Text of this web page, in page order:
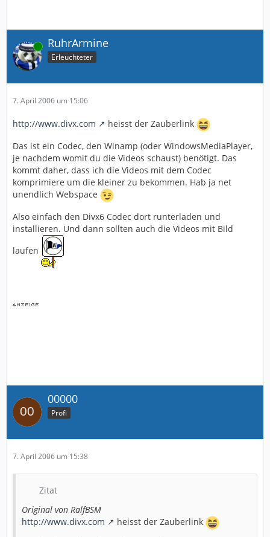
Online RuhrArmine
Erleuchteter
7. April 2006 um 15:06
http://www.divx.com
heisst der Zauberlink
Das ist ein Codec, den Winamp (oder WindowsMediaPlayer,
je nachdem womit du die Videos schaust) benötigt. Das
kommt daher, dass ich die Videos mit dem Codec
komprimiere um die kleiner zu bekommen. Hab ja net
unendlich Webspace
Also einfach den Divx6 Codec dort runterladen und
installieren. Und dann sollten auch die Videos mit Bild
laufen
00000
Profi
7. April 2006 um 15:38
Zitat
Original von RalfBSM
http://www.divx.com
heisst der Zauberlink